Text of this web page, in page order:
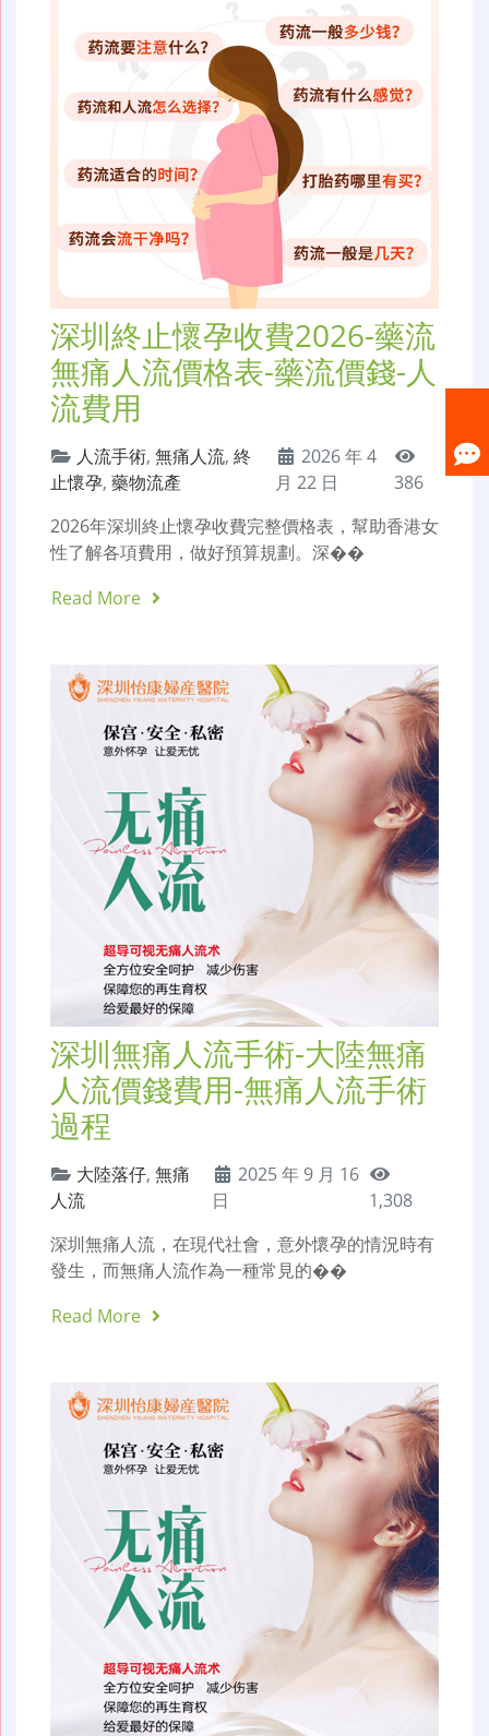
深圳終止懷孕收費2026-藥流
無痛人流價格表-藥流價錢-人
流費用
人流手術, 無痛人流, 終
止懷孕, 藥物流產
2026 年 4
月 22 日
386
2026年深圳終止懷孕收費完整價格表，幫助香港女
性了解各項費用，做好預算規劃。深��
Read More
深圳無痛人流手術-大陸無痛
人流價錢費用-無痛人流手術
過程
大陸落仔, 無痛
人流
2025 年 9 月 16
日
1,308
深圳無痛人流，在現代社會，意外懷孕的情況時有
發生，而無痛人流作為一種常見的��
Read More